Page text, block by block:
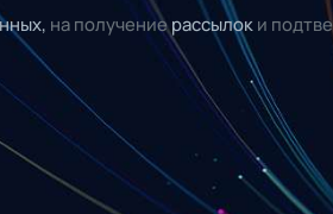
на получениерассылок и